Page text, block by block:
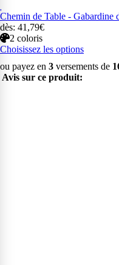
Chemin de Table - Gabardine
dès: 41,79€
2 coloris
Choisissez les options
ou payez en 3 versements de
Avis sur ce produit: